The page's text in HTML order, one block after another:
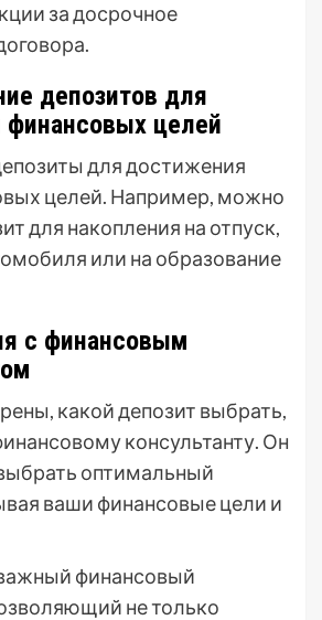
за досрочное
депозитов для
целей
для достижения
целей. Например, можно
для накопления на отпуск,
или на образование
с финансовым
какой депозит выбрать,
консультанту. Он
оптимальный
ваши финансовые цели и
финансовый
не только